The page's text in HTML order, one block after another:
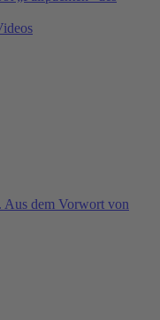
Aus dem Vorwort von